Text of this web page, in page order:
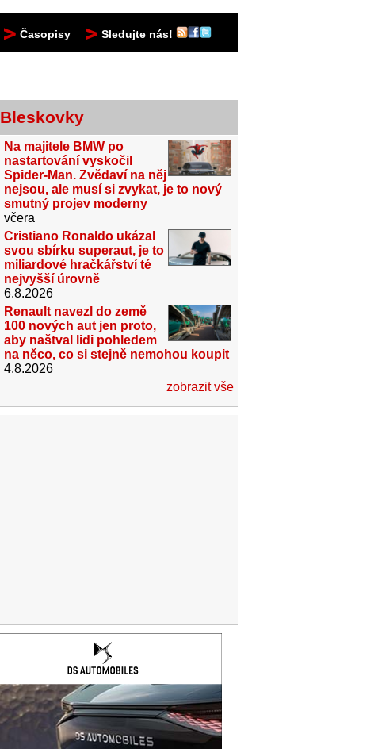
Časopisy Sledujte nás!
Bleskovky
Na majitele BMW po
nastartování vyskočil
Spider-Man. Zvědaví na něj
nejsou, ale musí si zvykat, je to nový
smutný projev moderny
včera
Cristiano Ronaldo ukázal
svou sbírku superaut, je to
miliardové hračkářství té
nejvyšší úrovně
6.8.2026
Renault navezl do země
100 nových aut jen proto,
aby naštval lidi pohledem
na něco, co si stejně nemohou koupit
4.8.2026
zobrazit vše